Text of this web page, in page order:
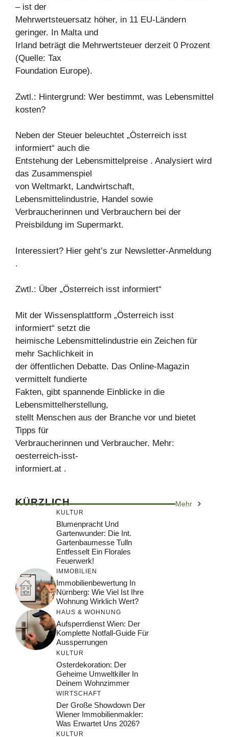
– ist der
Mehrwertsteuersatz höher, in 11 EU-Ländern
geringer. In Malta und
Irland beträgt die Mehrwertsteuer derzeit 0 Prozent
(Quelle: Tax
Foundation Europe).
Zwtl.: Hintergrund: Wer bestimmt, was Lebensmittel
kosten?
Neben der Steuer beleuchtet „Österreich isst
informiert“ auch die
Entstehung der Lebensmittelpreise . Analysiert wird
das Zusammenspiel
von Weltmarkt, Landwirtschaft,
Lebensmittelindustrie, Handel sowie
Verbraucherinnen und Verbrauchern bei der
Preisbildung im Supermarkt.
Interessiert? Hier geht’s zur Newsletter-Anmeldung
.
Zwtl.: Über „Österreich isst informiert“
Mit der Wissensplattform „Österreich isst
informiert“ setzt die
heimische Lebensmittelindustrie ein Zeichen für
mehr Sachlichkeit in
der öffentlichen Debatte. Das Online-Magazin
vermittelt fundierte
Fakten, gibt spannende Einblicke in die
Lebensmittelherstellung,
stellt Menschen aus der Branche vor und bietet
Tipps für
Verbraucherinnen und Verbraucher. Mehr:
oesterreich-isst-
informiert.at .
KÜRZLICH Mehr
KULTUR
Blumenpracht Und
Gartenwunder: Die Int.
Gartenbaumesse Tulln
Entfesselt Ein Florales
Feuerwerk!
IMMOBILIEN
Immobilienbewertung In
Nürnberg: Wie Viel Ist Ihre
Wohnung Wirklich Wert?
HAUS & WOHNUNG
Aufsperrdienst Wien: Der
Komplette Notfall-Guide Für
Aussperrungen
KULTUR
Osterdekoration: Der
Geheime Umweltkiller In
Deinem Wohnzimmer
WIRTSCHAFT
Der Große Showdown Der
Wiener Immobilienmakler:
Was Erwartet Uns 2026?
KULTUR